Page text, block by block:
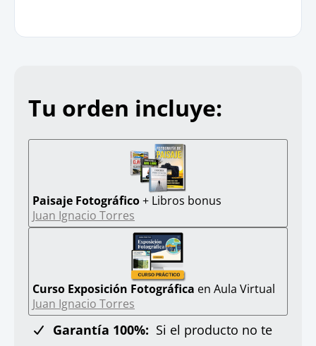
Tu orden incluye:
Paisaje Fotográfico+ Libros bonus
Juan Ignacio Torres
Curso Exposición Fotográfica en Aula Virtual
Juan Ignacio Torres
Garantía 100%: Si el producto no te